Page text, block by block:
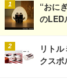
“おに
のLED
リト
クスポ